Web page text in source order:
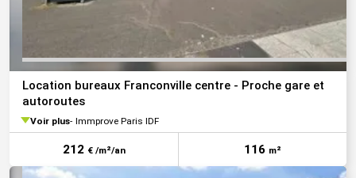
Location bureaux Franconville centre - Proche gare et
autoroutes
Voir plus Immprove Paris IDF
212 € /m²/an 116 m²